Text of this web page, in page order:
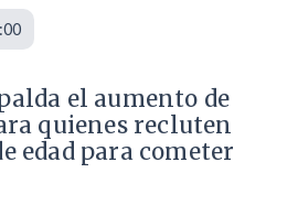
el aumento de
quienes recluten
edad para cometer